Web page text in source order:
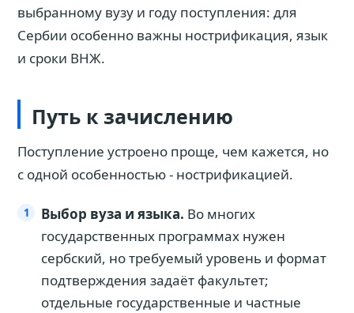
выбранному вузу и году поступления: для
Сербии особенно важны нострификация, язык
и сроки ВНЖ.
Путь к зачислению
Поступление устроено проще, чем кажется, но
с одной особенностью - нострификацией.
Выбор вуза и языка. Во многих
государственных программах нужен
сербский, но требуемый уровень и формат
подтверждения задаёт факультет;
отдельные государственные и частные